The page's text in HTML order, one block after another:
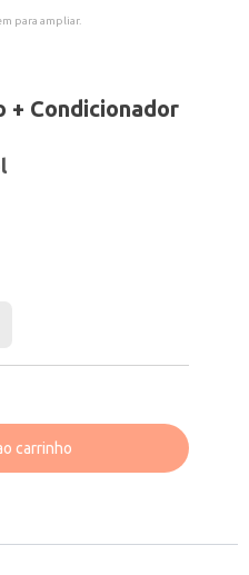
para ampliar.
+ Condicionador
carrinho